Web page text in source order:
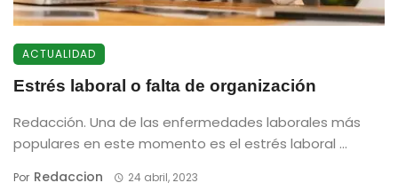
ACTUALIDAD
Estrés laboral o falta de organización
Redacción. Una de las enfermedades laborales más
populares en este momento es el estrés laboral ...
Por Redaccion 24 abril, 2023